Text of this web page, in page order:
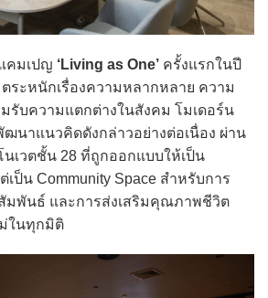
มเปญ ‘Living as One’ ครั้งแรกในปี
ตระหนักเรื่องความหลากหลาย ความ
มรับความแตกต่างในสังคม โมเดอร์น
นาแนวคิดดังกล่าวอย่างต่อเนื่อง ผ่าน
เวตชั้น 28 ที่ถูกออกแบบให้เป็น
ป็น Community Space สำหรับการ
มพันธ์ และการส่งเสริมคุณภาพชีวิต
ในทุกมิติ